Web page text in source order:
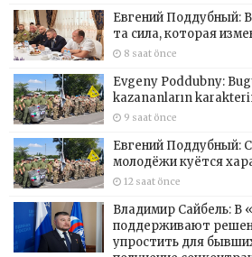
Евгений Поддубный:
та сила, которая
8 saat önce
Evgeny Poddubny:
kazananların
9 saat önce
Евгений Поддубный:
молодёжи куётся
12 saat önce
Владимир Сайбель: В
поддерживают
упростить для